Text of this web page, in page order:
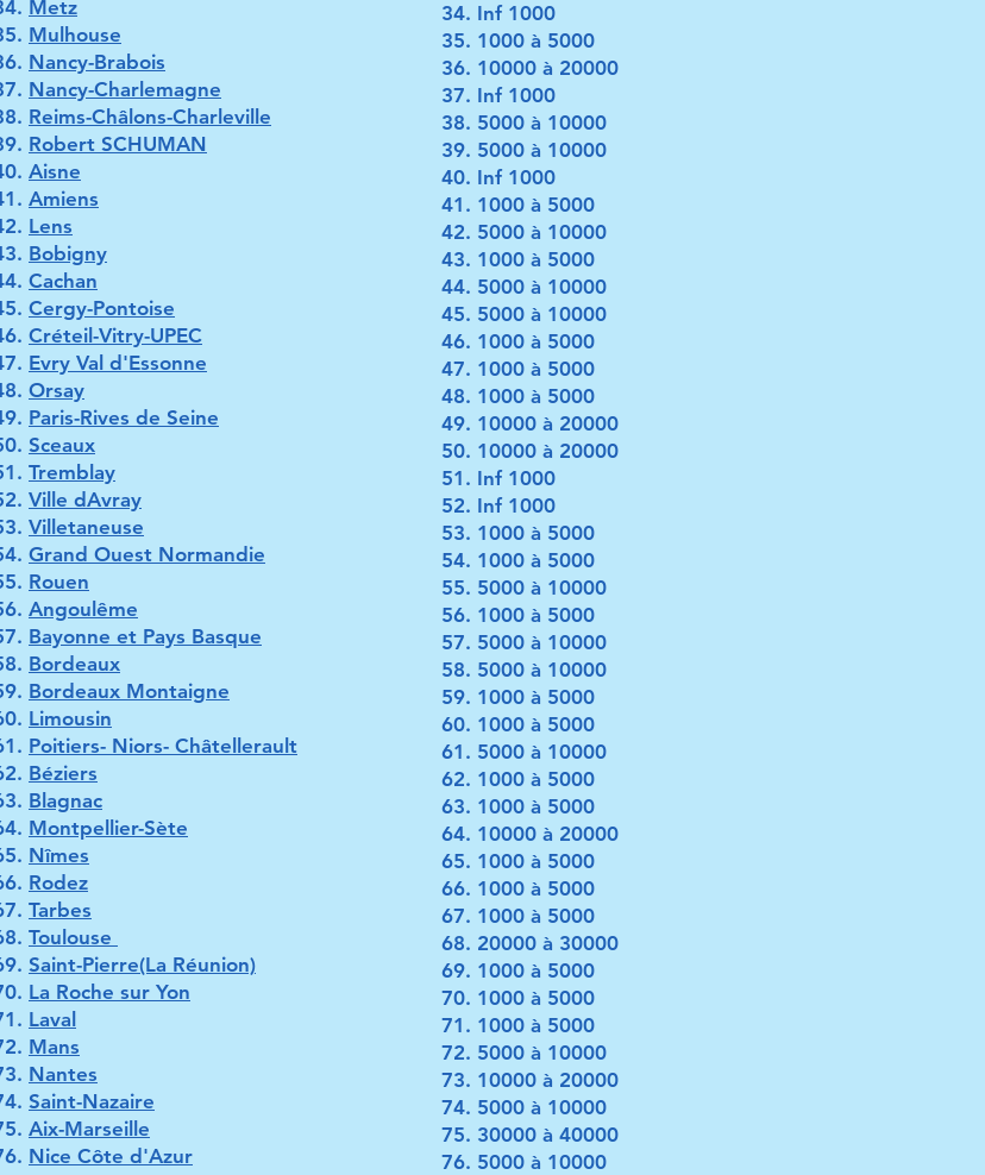
Metz
Mulhouse
Nancy-Brabois
Nancy-Charlemagne
Reims-Châlons-Charleville
Robert SCHUMAN
Aisne
Amiens
Lens
Bobigny
Cachan
Cergy-Pontoise
Créteil-Vitry-UPEC
Evry Val d'Essonne
Orsay
Paris-Rives de Seine
Sceaux
Tremblay
Ville dAvray
Villetaneuse
Grand Ouest Normandie
Rouen
Angoulême
Bayonne et Pays Basque
Bordeaux
Bordeaux Montaigne
Limousin
Poitiers- Niors- Châtellerault
Béziers
Blagnac
Montpellier-Sète
Nîmes
Rodez
Tarbes
Toulouse
Saint-Pierre(La Réunion)
La Roche sur Yon
Laval
Mans
Nantes
Saint-Nazaire
Aix-Marseille
Nice Côte d'Azur
Inf 1000
1000 à 5000
10000 à 20000
Inf 1000
5000 à 10000
5000 à 10000
Inf 1000
1000 à 5000
5000 à 10000
1000 à 5000
5000 à 10000
5000 à 10000
1000 à 5000
1000 à 5000
1000 à 5000
10000 à 20000
10000 à 20000
Inf 1000
Inf 1000
1000 à 5000
1000 à 5000
5000 à 10000
1000 à 5000
5000 à 10000
5000 à 10000
1000 à 5000
1000 à 5000
5000 à 10000
1000 à 5000
1000 à 5000
10000 à 20000
1000 à 5000
1000 à 5000
1000 à 5000
20000 à 30000
1000 à 5000
1000 à 5000
1000 à 5000
5000 à 10000
10000 à 20000
5000 à 10000
30000 à 40000
5000 à 10000